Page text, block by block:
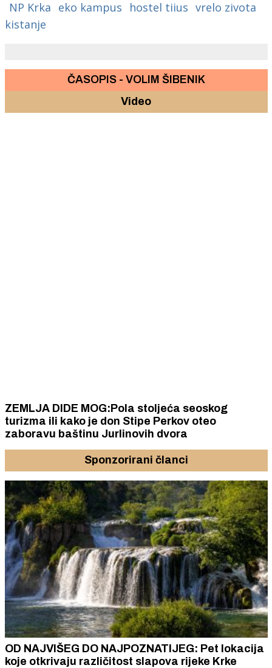
NP Krka eko kampus hostel tiius vrelo zivota
kistanje
ČASOPIS - VOLIM ŠIBENIK
Video
ZEMLJA DIDE MOG:Pola stoljeća seoskog
turizma ili kako je don Stipe Perkov oteo
zaboravu baštinu Jurlinovih dvora
Sponzorirani članci
OD NAJVIŠEG DO NAJPOZNATIJEG: Pet lokacija
koje otkrivaju različitost slapova rijeke Krke